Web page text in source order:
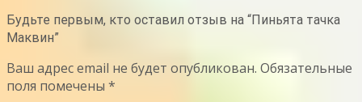
Будьте первым, кто оставил отзыв на “Пиньята тачка
Маквин”
Ваш адрес email не будет опубликован. Обязательные
поля помечены *